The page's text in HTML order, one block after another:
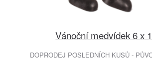
Vánoční medvídek 6 x
DOPRODEJ POSLEDNÍCH KUSŮ -